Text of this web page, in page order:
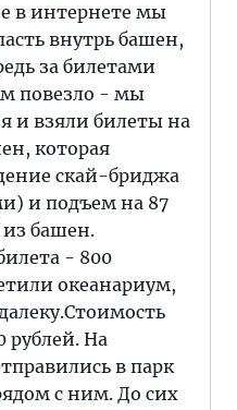
в интернете мы
внутрь башен,
за билетами
повезло - мы
и взяли билеты на
которая
скай-бриджа
и подъем на 87
башен.
- 800
океанариум,
рублей. На
в парк
с ним. До сих